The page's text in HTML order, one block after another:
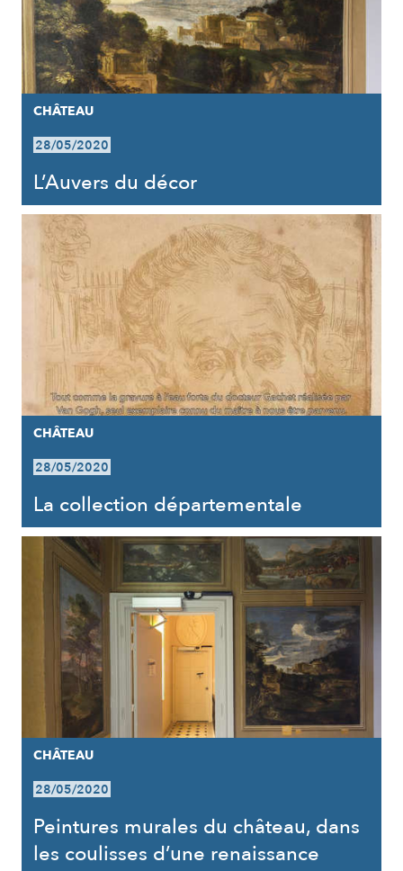
CHÂTEAU
28/05/2020
L’Auvers du décor
CHÂTEAU
28/05/2020
La collection départementale
CHÂTEAU
28/05/2020
Peintures murales du château, dans
les coulisses d’une renaissance